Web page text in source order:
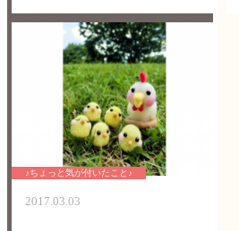
♪ちょっと気が付いたこと♪
2017.03.03